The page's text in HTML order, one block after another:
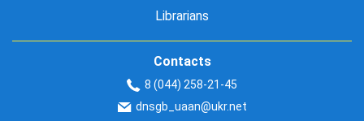
Librarians
Contacts
8 (044) 258-21-45
dnsgb_uaan@ukr.net